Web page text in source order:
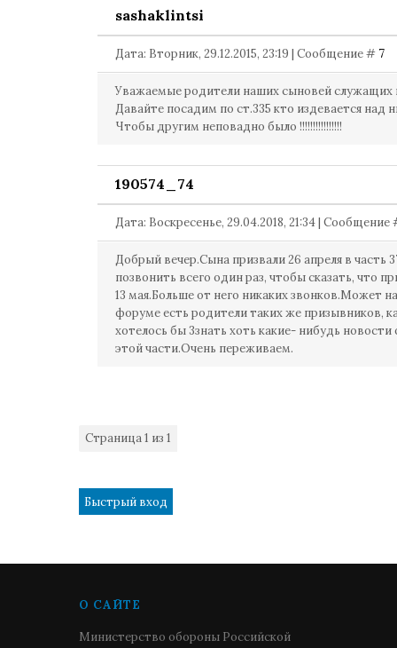
sashaklintsi
Дата: Вторник, 29.12.2015, 23:19 | Сообщение # 7
Уважаемые родители наших сыновей служащих
Давайте посадим по ст.335 кто издевается над
Чтобы другим неповадно было !!!!!!!!!!!!!!!!
190574_74
Дата: Воскресенье, 29.04.2018, 21:34 |
Добрый вечер.Сына призвали 26 апреля в часть
позвонить всего один раз, чтобы сказать, что
13 мая.Больше от него никаких звонков.Может
форуме есть родители таких же призывников,
хотелось бы 3знать хоть какие- нибудь новости
этой части.Очень переживаем.
Страница1 из 1
О САЙТЕ
Министерство обороны Российской